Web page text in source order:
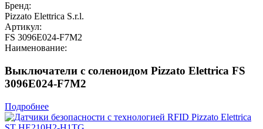
Бренд:
Pizzato Elettrica S.r.l.
Артикул:
FS 3096E024-F7M2
Наименование:
Выключатели с соленоидом Pizzato Elettrica FS
3096E024-F7M2
Подробнее